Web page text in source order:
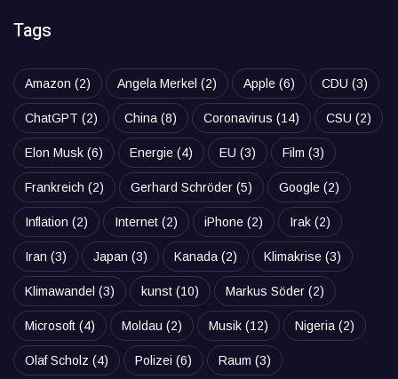
Tags
Amazon (2) Angela Merkel (2) Apple (6) CDU (3)
ChatGPT (2) China (8) Coronavirus (14) CSU (2)
Elon Musk (6) Energie (4) EU (3) Film (3)
Frankreich (2) Gerhard Schröder (5) Google (2)
Inflation (2) Internet (2) iPhone (2) Irak (2)
Iran (3) Japan (3) Kanada (2) Klimakrise (3)
Klimawandel (3) kunst (10) Markus Söder (2)
Microsoft (4) Moldau (2) Musik (12) Nigeria (2)
Olaf Scholz (4) Polizei (6) Raum (3)